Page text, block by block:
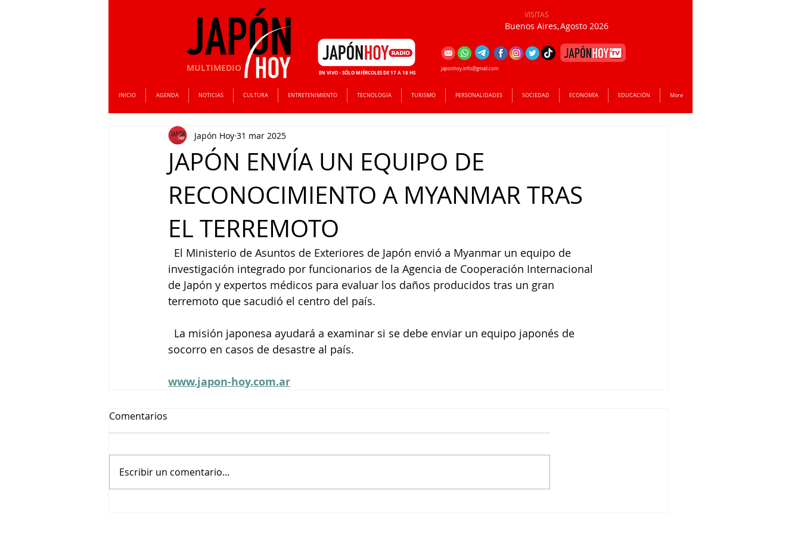
MULTIMEDIO
VISITAS
Buenos Aires,Agosto 2026
INICIO AGENDA NOTICIAS CULTURA ENTRETENIMIENTO TECNOLOGÍA TURISMO PERSONALIDADES SOCIEDAD ECONOMÍA EDUCACIÓN More
EN VIVO - SÓLO MIÉRCOLES DE 17 A 18 HS
japonhoy.info@gmail.com
JAPÓN ENVÍA UN EQUIPO DE
RECONOCIMIENTO A MYANMAR TRAS
EL TERREMOTO
Japón Hoy 31 mar 2025
El Ministerio de Asuntos de Exteriores de Japón envió a Myanmar un equipo de
investigación integrado por funcionarios de la Agencia de Cooperación Internacional
de Japón y expertos médicos para evaluar los daños producidos tras un gran
terremoto que sacudió el centro del país.
La misión japonesa ayudará a examinar si se debe enviar un equipo japonés de
socorro en casos de desastre al país.
www.japon-hoy.com.ar
Comentarios
Escribir un comentario...